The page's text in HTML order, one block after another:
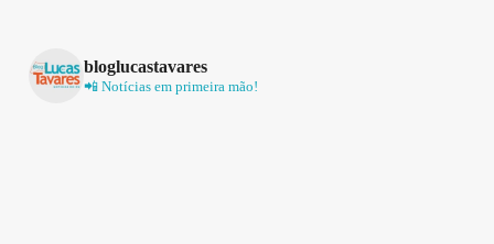
bloglucastavares
📲 Notícias em primeira mão!